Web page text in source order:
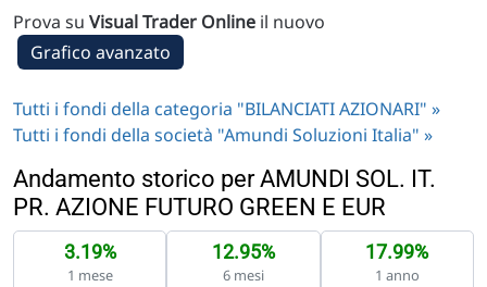
Prova su Visual Trader Online il nuovo
Grafico avanzato
Tutti i fondi della categoria "BILANCIATI AZIONARI" »
Tutti i fondi della società "Amundi Soluzioni Italia" »
Andamento storico per AMUNDI SOL. IT.
PR. AZIONE FUTURO GREEN E EUR
3.19%
1 mese
12.95%
6 mesi
17.99%
1 anno